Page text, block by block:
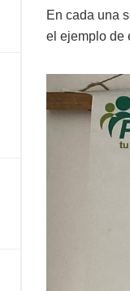
En cada una
el ejemplo de